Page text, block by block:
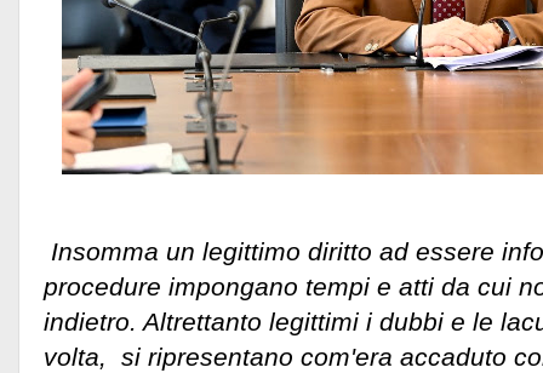
Insomma un legittimo diritto ad essere
procedure impongano tempi e atti da cui
indietro. Altrettanto legittimi i dubbi e le
volta, si ripresentano com'era accaduto